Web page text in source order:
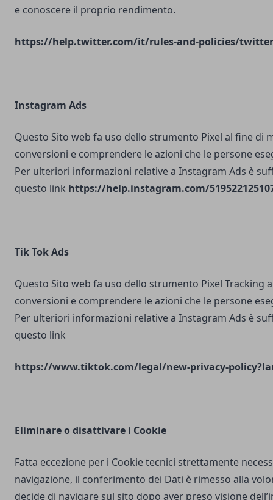
e conoscere il proprio rendimento.
https://help.twitter.com/it/rules-and-policies/
Instagram Ads
Questo Sito web fa uso dello strumento Pixel al fine di
conversioni e comprendere le azioni che le persone
Per ulteriori informazioni relative a Instagram Ads è
questo link https://help.instagram.com/
Tik Tok Ads
Questo Sito web fa uso dello strumento Pixel Tracking
conversioni e comprendere le azioni che le persone
Per ulteriori informazioni relative a Instagram Ads è
questo link
https://www.tiktok.com/legal/new-privacy-
Eliminare o disattivare i Cookie
Fatta eccezione per i Cookie tecnici strettamente
navigazione, il conferimento dei Dati è rimesso alla
decide di navigare sul sito dopo aver preso visione